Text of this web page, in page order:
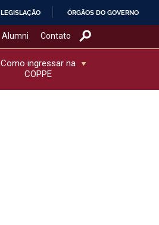
LEGISLAÇÃO ÓRGÃOS DO GOVERNO
Alumni Contato
Como ingressar na
COPPE